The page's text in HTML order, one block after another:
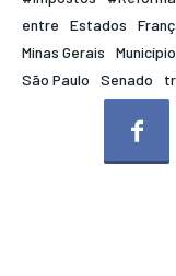
entre
Estados
Minas Gerais
São Paulo
Senado